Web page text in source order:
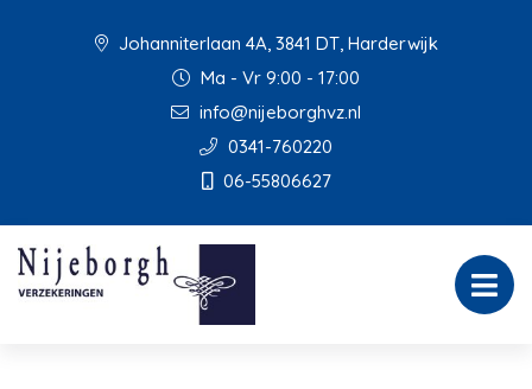
Johanniterlaan 4A, 3841 DT, Harderwijk
Ma - Vr 9:00 - 17:00
info@nijeborghvz.nl
0341-760220
06-55806627